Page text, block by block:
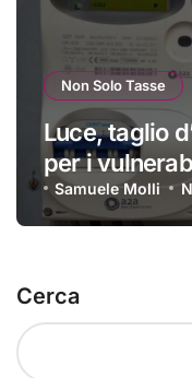
Non Solo Tasse
Luce, taglio
per i
ecco a chi si
ottenerlo
Samuele Molli
Cerca